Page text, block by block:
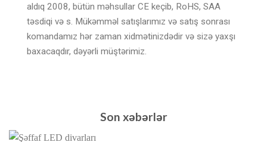
aldıq 2008, bütün məhsullar CE keçib, RoHS, SAA
təsdiqi və s. Mükəmməl satışlarımız və satış sonrası
komandamız hər zaman xidmətinizdədir və sizə yaxşı
baxacaqdır, dəyərli müştərimiz.
Son xəbərlər